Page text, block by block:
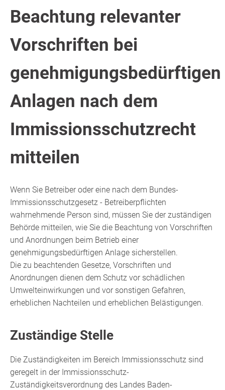
Beachtung relevanter
Vorschriften bei
genehmigungsbedürftigen
Anlagen nach dem
Immissionsschutzrecht
mitteilen
Wenn Sie Betreiber oder eine nach dem Bundes-
Immissionsschutzgesetz - Betreiberpflichten
wahrnehmende Person sind, müssen Sie der zuständigen
Behörde mitteilen, wie Sie die Beachtung von Vorschriften
und Anordnungen beim Betrieb einer
genehmigungsbedürftigen Anlage sicherstellen.
Die zu beachtenden Gesetze, Vorschriften und
Anordnungen dienen dem Schutz vor schädlichen
Umwelteinwirkungen und vor sonstigen Gefahren,
erheblichen Nachteilen und erheblichen Belästigungen.
Zuständige Stelle
Die Zuständigkeiten im Bereich Immissionsschutz sind
geregelt in der Immissionsschutz-
Zuständigkeitsverordnung des Landes Baden-